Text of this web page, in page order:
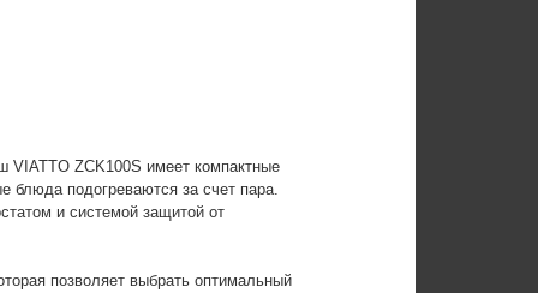
VIATTO ZCK100S имеет компактные
блюда подогреваются за счет пара.
и системой защитой от
позволяет выбрать оптимальный